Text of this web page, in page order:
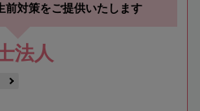
前対策をご提供いたします
法人